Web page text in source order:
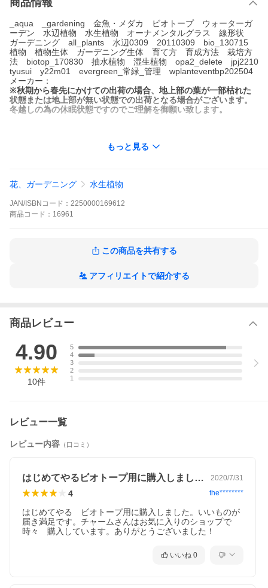
商品情報
_aqua _gardening 金魚・メダカ ビオトープ ウォーターガ
ーデン 水辺植物 水生植物 オーナメンタルグラス 線形状
ガーデニング all_plants 水辺0309 20110309 bio_130715
植物 植物生体 ガーデニング生体 育て方 育成方法 栽培方
法 biotop_170830 抽水植物 湿生植物 opa2_delete jpj2210
tyusui y22m01 evergreen_常緑_管理 wplanteventbp202504
メーカー：
※秋期から春先にかけての出荷の場合、地上部の葉が一部枯れた
状態または地上部が無い状態での出荷となる場合がございます。
冬越しの為の休眠状態ですのでご理解を御願い致します。
種類？ 育つタイプで、特徴的な草姿をしている為、庭や園芸など
茎が直立していて株が水の中に使ってしまっている状態で
は、状態を崩してしまう恐れがあります。
本州〜北海道と自生地は広いですが、霜に強くありません
ので、鉢植えの場合などは屋内管理が必要です。
エダウチトクサ
Ｅｑｕｉｓｅｔｕｍ ｈｙｅｍａｌｅ
ｉｓｅｔｕｍ）
分布
日本、
開花期 ７〜８月
冬季の
冬越し
屋内管理
（ ０℃以上で凍らず、霜に当たらなければ屋外でも越
冬可）
冬季〜
ついて
・植物の特性により、地上部が枯れたような状態、または
・新芽の発芽等を確認した状態で発送致しますが、冬季か
ら春先にかけての出荷の場合、ハウス内等暖かい場所で管
により状態を崩す恐れがあります。
※入荷状況等により、ポットなし１ポット分での発送とな
る場合がございます。
もっと見る
花、ガーデニング 水生植物
JAN/ISBNコード： 2250000169612
商品 コード： 16961
この商品を共有する
アフィリエイトで紹介する
商品レビュー
4.90
10件
5
4
3
2
1
レビュー一覧
レビュー内容 （口コミ）
はじめてやるビオトープ用に購入しました… 2020/7/31
4 the********
はじめてやる　ビオトープ用に購入しました。いいものが
届き満足です。チャームさんはお気に入りのショップで
時々　購入しています。ありがとうございました！
いいね 0